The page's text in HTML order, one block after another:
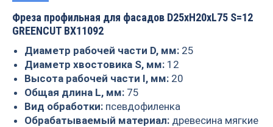
Фреза профильная для фасадов D25xH20xL75 S=12
GREENCUT BX11092
Диаметр рабочей части D, мм: 25
Диаметр хвостовика S, мм: 12
Высота рабочей части I, мм: 20
Общая длина L, мм: 75
Вид обработки: псевдофиленка
Обрабатываемый материал: древесина мягкие